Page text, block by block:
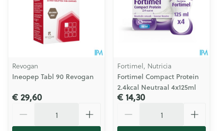
Revogan
Ineopep Tabl 90 Revogan
€ 29,60
Fortimel, Nutricia
Fortimel Compact Protein
2.4kcal Neutraal 4x125ml
€ 14,30